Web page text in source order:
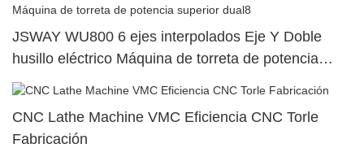
JSWAY WU800 6 ejes interpolados Eje Y Doble
husillo eléctrico Máquina de torreta de potencia
superior dual8
CNC Lathe Machine VMC Eficiencia CNC Torle
Fabricación